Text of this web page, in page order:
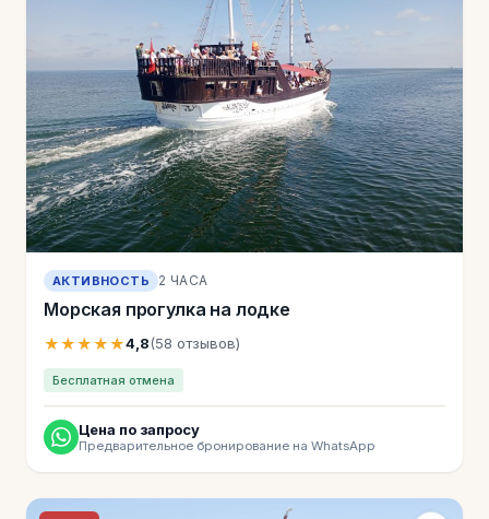
АКТИВНОСТЬ 2 ЧАСА
Морская прогулка на лодке
★★★★★4,8(58 отзывов)
Бесплатная отмена
Цена по запросу
Предварительное бронирование на WhatsApp